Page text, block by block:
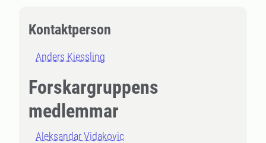
Kontaktperson
Anders Kiessling
Forskargruppens
medlemmar
Aleksandar Vidakovic